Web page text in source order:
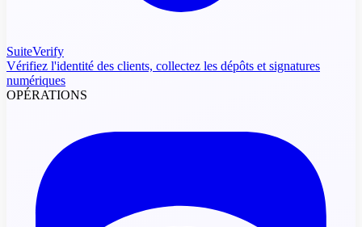
SuiteVerify
Vérifiez l'identité des clients, collectez les dépôts et signatures
numériques
OPÉRATIONS